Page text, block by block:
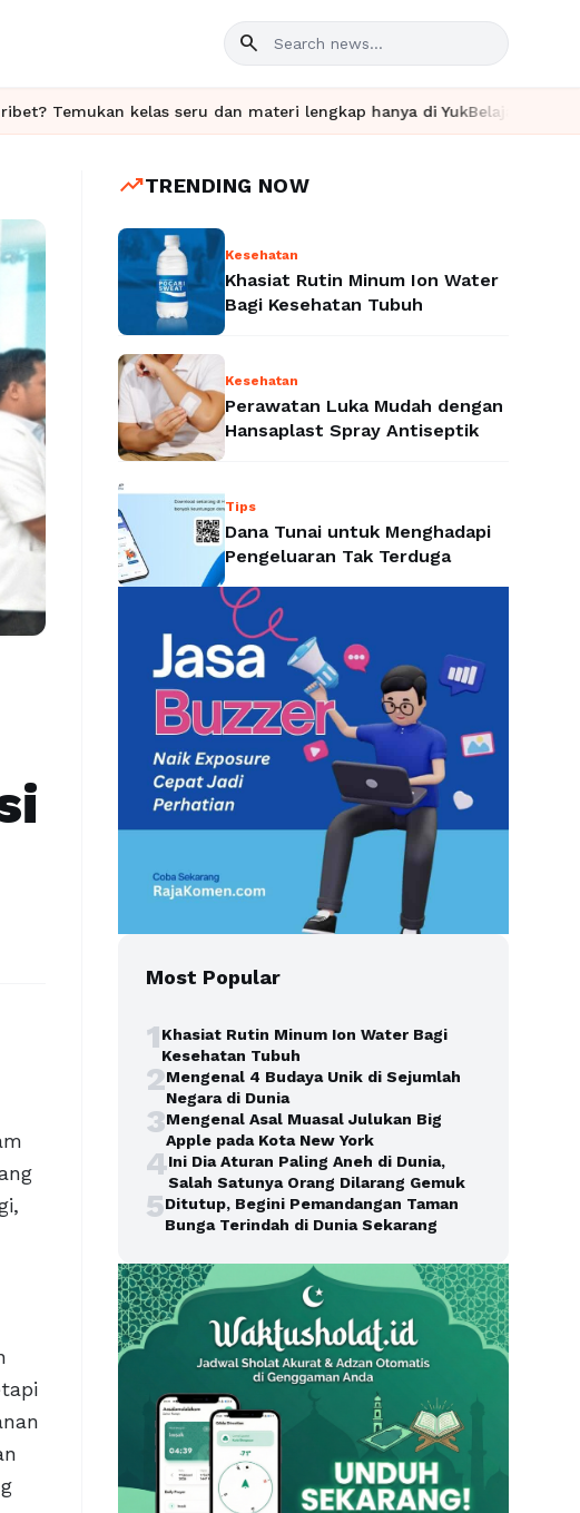
search
kelas seru dan materi lengkap hanya di YukBelajar.com. Mulai
trending_upTRENDING NOW
Kesehatan
Khasiat Rutin Minum Ion Water
Bagi Kesehatan Tubuh
Kesehatan
Perawatan Luka Mudah dengan
Hansaplast Spray Antiseptik
Tips
Dana Tunai untuk Menghadapi
Pengeluaran Tak Terduga
Most Popular
1Khasiat Rutin Minum Ion Water Bagi
Kesehatan Tubuh
2Mengenal 4 Budaya Unik di Sejumlah
Negara di Dunia
3Mengenal Asal Muasal Julukan Big
Apple pada Kota New York
4Ini Dia Aturan Paling Aneh di Dunia,
Salah Satunya Orang Dilarang Gemuk
5Ditutup, Begini Pemandangan Taman
Bunga Terindah di Dunia Sekarang